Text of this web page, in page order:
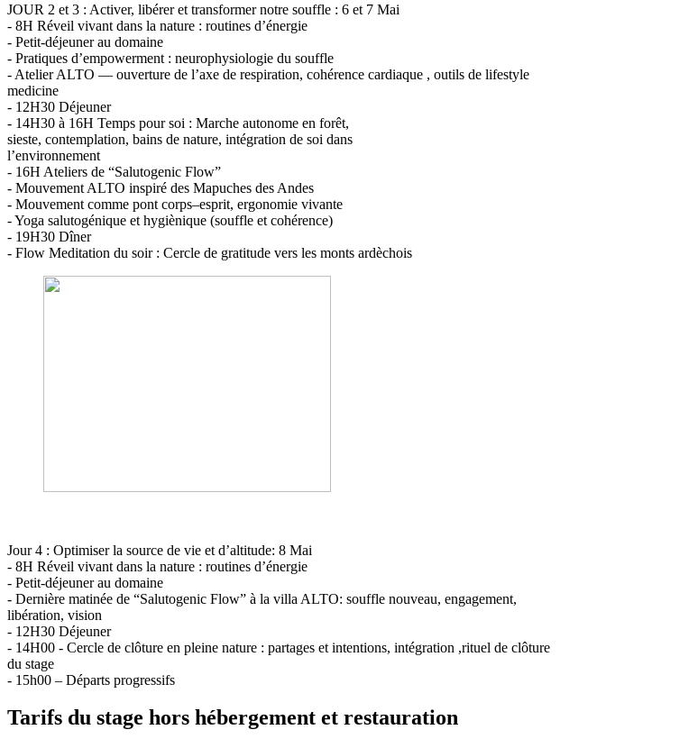
JOUR 2 et 3 : Activer, libérer et transformer notre souffle : 6 et 7 Mai
- 8H Réveil vivant dans la nature : routines d’énergie
- Petit-déjeuner au domaine
- Pratiques d’empowerment : neurophysiologie du souffle
- Atelier ALTO — ouverture de l’axe de respiration, cohérence cardiaque , outils de lifestyle
medicine
- 12H30 Déjeuner
- 14H30 à 16H Temps pour soi : Marche autonome en forêt,
sieste, contemplation, bains de nature, intégration de soi dans
l’environnement
- 16H Ateliers de “Salutogenic Flow”
- Mouvement ALTO inspiré des Mapuches des Andes
- Mouvement comme pont corps–esprit, ergonomie vivante
- Yoga salutogénique et hygiènique (souffle et cohérence)
- 19H30 Dîner
- Flow Meditation du soir : Cercle de gratitude vers les monts ardèchois
Jour 4 : Optimiser la source de vie et d’altitude: 8 Mai
- 8H Réveil vivant dans la nature : routines d’énergie
- Petit-déjeuner au domaine
- Dernière matinée de “Salutogenic Flow” à la villa ALTO: souffle nouveau, engagement,
libération, vision
- 12H30 Déjeuner
- 14H00 - Cercle de clôture en pleine nature : partages et intentions, intégration ,rituel de clôture
du stage
- 15h00 – Départs progressifs
Tarifs du stage hors hébergement et restauration